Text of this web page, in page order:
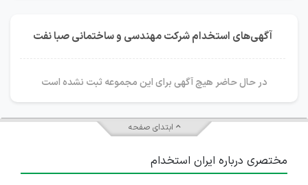
آگهی‌های استخدام شرکت مهندسی و ساختمانی صبا نفت
در حال حاضر هیچ آگهی برای این مجموعه ثبت نشده است
ابتدای صفحه
مختصری درباره ایران استخدام